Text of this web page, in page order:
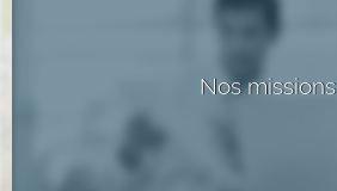
Nos missions